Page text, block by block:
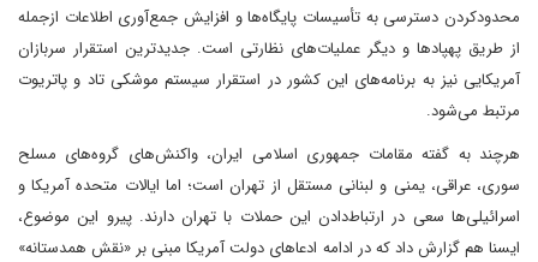
محدود‌کردن دسترسی به تأسیسات پایگاه‌ها و افزایش جمع‌آوری اطلاعات ازجمله
از طریق پهپادها و دیگر عملیات‌های نظارتی است. جدیدترین استقرار سربازان
آمریکایی نیز به برنامه‌های این کشور در استقرار سیستم موشکی تاد و پاتریوت
مرتبط می‌شود.
هرچند به گفته مقامات جمهوری اسلامی ایران، واکنش‌‌های گروه‌های مسلح
سوری، عراقی، یمنی و لبنانی مستقل از تهران است؛ اما ایالات متحده آمریکا و
اسرائیلی‌ها سعی در ارتباط‌دادن این حملات با تهران دارند. پیرو این موضوع،
ایسنا هم گزارش داد که در ادامه ادعاهای دولت آمریکا مبنی بر «نقش همدستانه»